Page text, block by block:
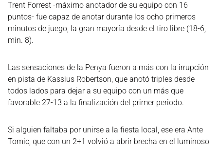
Trent Forrest -máximo anotador de su equipo con 16
puntos- fue capaz de anotar durante los ocho primeros
minutos de juego, la gran mayoría desde el tiro libre (18-6,
min. 8).
Las sensaciones de la Penya fueron a más con la irrupción
en pista de Kassius Robertson, que anotó triples desde
todos lados para dejar a su equipo con un más que
favorable 27-13 a la finalización del primer periodo.
Si alguien faltaba por unirse a la fiesta local, ese era Ante
Tomic, que con un 2+1 volvió a abrir brecha en el luminoso